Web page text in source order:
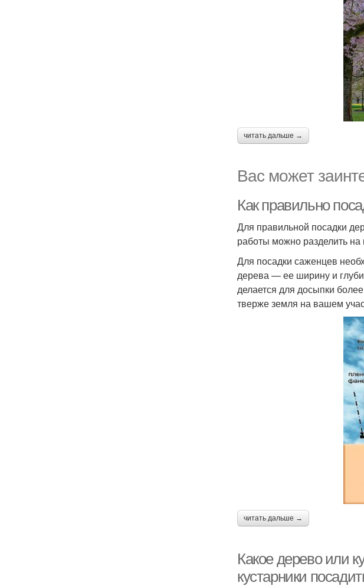
читать дальше →
Вас может
Как правильно
Для правильной посадки
работы можно разделить на
Для посадки саженцев
дерева — ее ширину и
делается для досыпки
тверже земля на вашем
читать дальше →
Какое дерево или
кустарники